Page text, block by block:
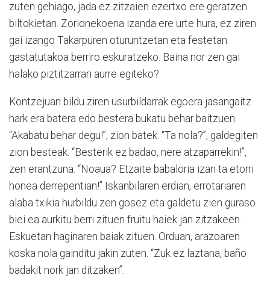
zuten gehiago, jada ez zitzaien ezertxo ere geratzen
biltokietan. Zorionekoena izanda ere urte hura, ez ziren
gai izango Takarpuren oturuntzetan eta festetan
gastatutakoa berriro eskuratzeko. Baina nor zen gai
halako piztitzarrari aurre egiteko?
Kontzejuan bildu ziren usurbildarrak egoera jasangaitz
hark era batera edo bestera bukatu behar baitzuen.
“Akabatu behar degu!”, zion batek. “Ta nola?”, galdegiten
zion besteak. “Besterik ez badao, nere atzaparrekin!”,
zen erantzuna. “Noaua? Etzaite babaloria izan ta etorri
honea derrepentian!” Iskanbilaren erdian, errotariaren
alaba txikia hurbildu zen gosez eta galdetu zien guraso
biei ea aurkitu berri zituen fruitu haiek jan zitzakeen.
Eskuetan haginaren baiak zituen. Orduan, arazoaren
koska nola gainditu jakin zuten. “Zuk ez laztana, baño
badakit nork jan ditzaken”.